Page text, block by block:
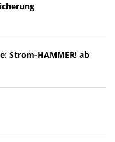
Strom-HAMMER! ab